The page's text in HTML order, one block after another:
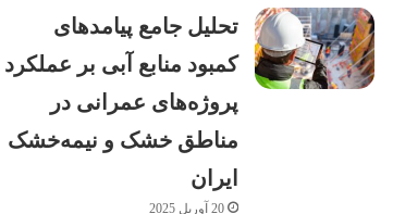
تحلیل جامع پیامدهای
کمبود منابع آبی بر عملکرد
پروژه‌های عمرانی در
مناطق خشک و نیمه‌خشک
ایران
20 آوریل 2025